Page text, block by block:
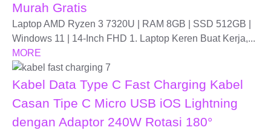
Murah Gratis
Laptop AMD Ryzen 3 7320U | RAM 8GB | SSD 512GB |
Windows 11 | 14-Inch FHD 1. Laptop Keren Buat Kerja,...
MORE
Kabel Data Type C Fast Charging Kabel
Casan Tipe C Micro USB iOS Lightning
dengan Adaptor 240W Rotasi 180°